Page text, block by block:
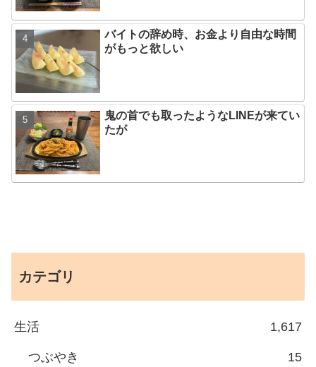
バイトの辞め時、お金より自由な時間
がもっと欲しい
鬼の首でも取ったようなLINEが来てい
たが
カテゴリ
生活 1,617
つぶやき 15